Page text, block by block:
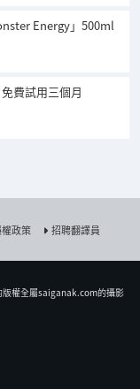
Energy」500ml
費試用三個月
政策 招聘翻譯員
權全屬saiganak.com的攝影